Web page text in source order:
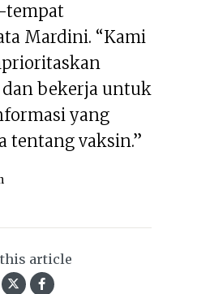
tempat
Mardini. “Kami
bekerja untuk
yang
tentang vaksin.”
this article